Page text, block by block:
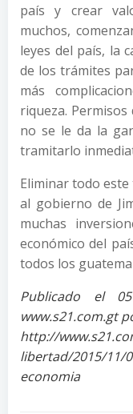
país y crear
muchos,
leyes del país, la
de los trámites
más
riqueza.
no se le da la
tramitarlo
Eliminar todo
al gobierno de
muchas
económico del
todos los
Publicado el
www.s21.com.gt
http://
libertad/2015/11/
economia